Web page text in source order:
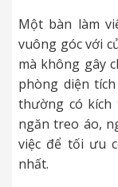
Một bàn làm
vuông góc với
mà không gây
phòng diện
thường có kích
ngăn treo áo,
việc để tối ưu
nhất.